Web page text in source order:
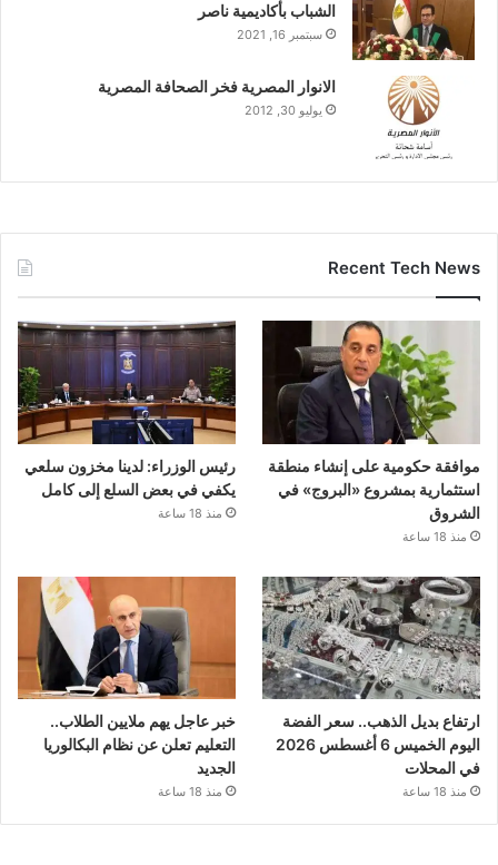
الشباب بأكاديمية ناصر
سبتمبر 16, 2021
الانوار المصرية فخر الصحافة المصرية
يوليو 30, 2012
Recent Tech News
موافقة حكومية على إنشاء منطقة
استثمارية بمشروع «البروج» في
الشروق
منذ 18 ساعة
رئيس الوزراء: لدينا مخزون سلعي
يكفي في بعض السلع إلى كامل
منذ 18 ساعة
ارتفاع بديل الذهب.. سعر الفضة
اليوم الخميس 6 أغسطس 2026
في المحلات
منذ 18 ساعة
خبر عاجل يهم ملايين الطلاب..
التعليم تعلن عن نظام البكالوريا
الجديد
منذ 18 ساعة